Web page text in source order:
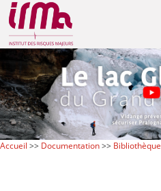
Accueil >> Documentation>> Bibliothèque